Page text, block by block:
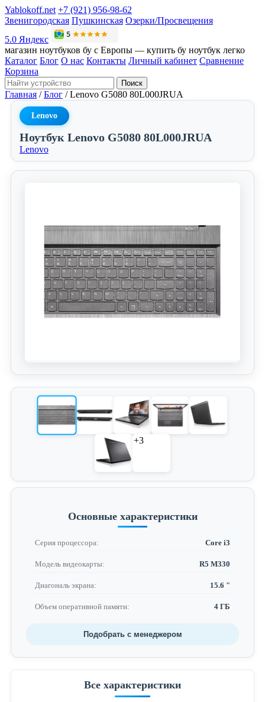
Yablokoff.net +7 (921) 956-98-62
Звенигородская Пушкинская Озерки/Просвещения
5.0 Яндекс
магазин ноутбуков бу с Европы — купить бу ноутбук легко
Каталог Блог О нас Контакты Личный кабинет Сравнение
Корзина
Поиск
Главная / Блог / Lenovo G5080 80L000JRUA
Lenovo
Ноутбук Lenovo G5080 80L000JRUA
Lenovo
+3
Основные характеристики
Серия процессора: Core i3
Модель видеокарты: R5 M330
Диагональ экрана: 15.6 "
Объем оперативной памяти: 4 ГБ
Подобрать с менеджером
Все характеристики